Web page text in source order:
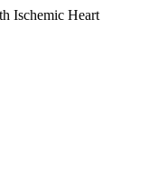
Ischemic Heart